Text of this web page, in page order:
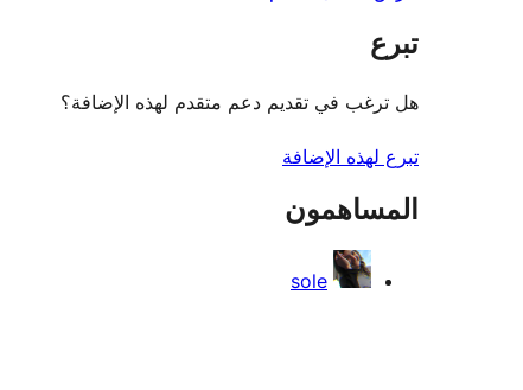
تبرع
هل ترغب في تقديم دعم متقدم لهذه الإضافة؟
تبرع لهذه الإضافة
المساهمون
sole